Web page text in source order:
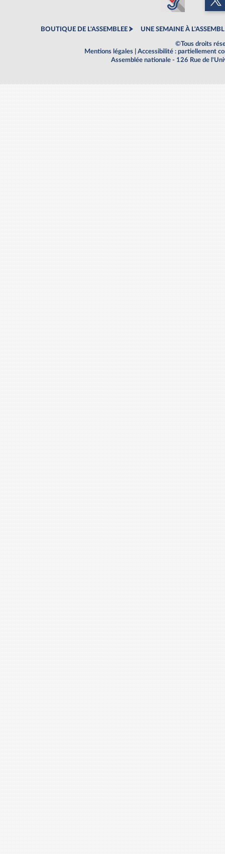
BOUTIQUE DE L'ASSEMBLEE UNE SEMAINE À
©Tous droits
Mentions légales
Accessibilité : partiellement
Assemblée nationale - 126 Rue de